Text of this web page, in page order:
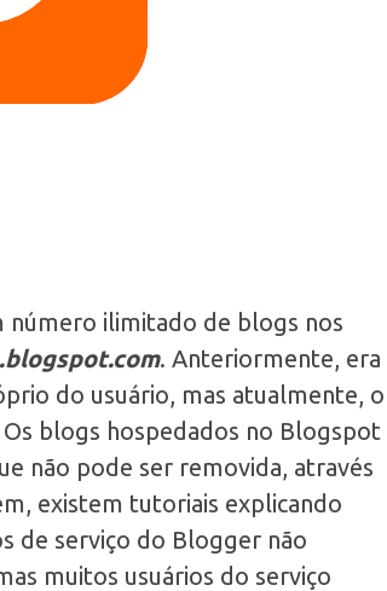
ilimitado de blogs nos
.blogspot.com. Anteriormente, era
do usuário, mas atualmente, o
blogs hospedados no Blogspot
não pode ser removida, através
existem tutoriais explicando
de serviço do Blogger não
muitos usuários do serviço